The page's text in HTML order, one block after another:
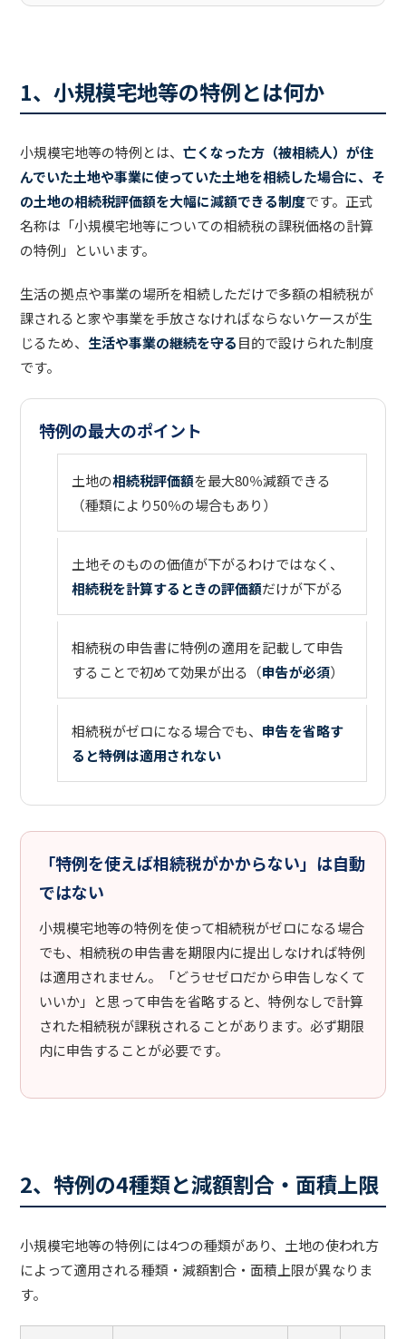
1、小規模宅地等の特例とは何か
小規模宅地等の特例とは、亡くなった方（被相続人）が住
んでいた土地や事業に使っていた土地を相続した場合に、そ
の土地の相続税評価額を大幅に減額できる制度です。正式
名称は「小規模宅地等についての相続税の課税価格の計算
の特例」といいます。
生活の拠点や事業の場所を相続しただけで多額の相続税が
課されると家や事業を手放さなければならないケースが生
じるため、 生活や事業の継続を守る目的で設けられた制度
です。
特例の最大のポイント
土地の相続税評価額を最大80％減額できる
（種類により50％の場合もあり）
土地そのものの価値が下がるわけではなく、
相続税を計算するときの評価額だけが下がる
相続税の申告書に特例の適用を記載して申告
することで初めて効果が出る（申告が必須）
相続税がゼロになる場合でも、 申告を省略す
ると特例は適用されない
「特例を使えば相続税がかからない」は自動
ではない
小規模宅地等の特例を使って相続税がゼロになる場合
でも、相続税の申告書を期限内に提出しなければ特例
は適用されません。「どうせゼロだから申告しなくて
いいか」と思って申告を省略すると、特例なしで計算
された相続税が課税されることがあります。必ず期限
内に申告することが必要です。
2、特例の4種類と減額割合・面積上限
小規模宅地等の特例には4つの種類があり、土地の使われ方
によって適用される種類・減額割合・面積上限が異なりま
す。